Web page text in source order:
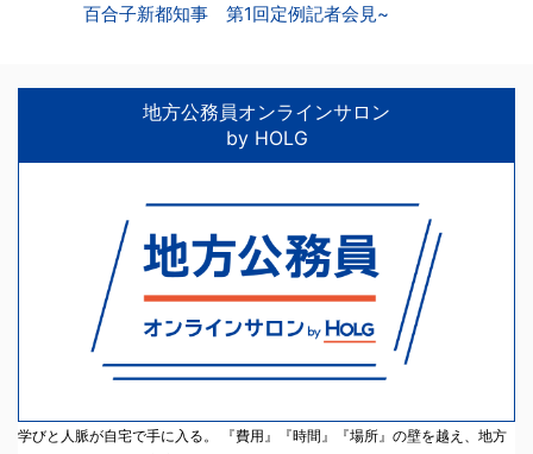
百合子新都知事 第1回定例記者会見~
地方公務員オンラインサロン
by HOLG
学びと人脈が自宅で手に入る。 『費用』『時間』『場所』の壁を越え、地方